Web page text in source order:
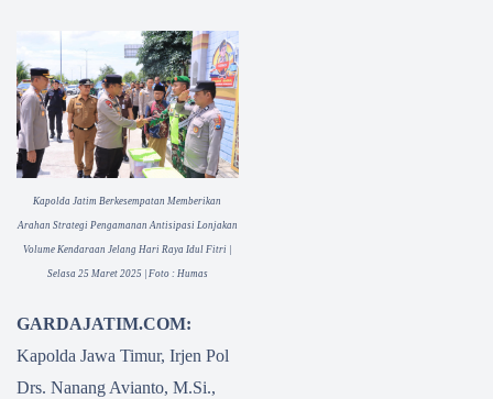
Kapolda Jatim Berkesempatan Memberikan
Arahan Strategi Pengamanan Antisipasi Lonjakan
Volume Kendaraan Jelang Hari Raya Idul Fitri |
Selasa 25 Maret 2025 | Foto : Humas
GARDAJATIM.COM:
Kapolda Jawa Timur, Irjen Pol
Drs. Nanang Avianto, M.Si.,